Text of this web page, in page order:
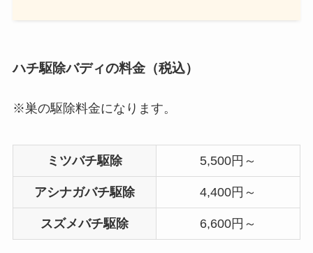
ハチ駆除バディの料金（税込）
※巣の駆除料金になります。
ミツバチ駆除 5,500円～
アシナガバチ駆除 4,400円～
スズメバチ駆除 6,600円～